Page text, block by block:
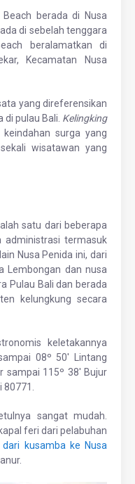
Beach berada di Nusa
di sebelah tenggara
beralamatkan di
Kecamatan Nusa
yang direferensikan
pulau Bali. Kelingking
surga yang
wisatawan yang
satu dari beberapa
administrasi termasuk
Nusa Penida ini, dari
Lembongan dan nusa
Pulau Bali dan berada
kelungkung secara
keletakannya
08º 50′ Lintang
sampai 115º 38′ Bujur
sangat mudah.
feri dari pelabuhan
kusamba ke Nusa